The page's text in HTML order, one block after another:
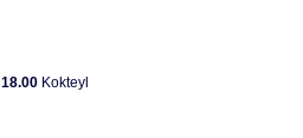
18.00 Kokteyl